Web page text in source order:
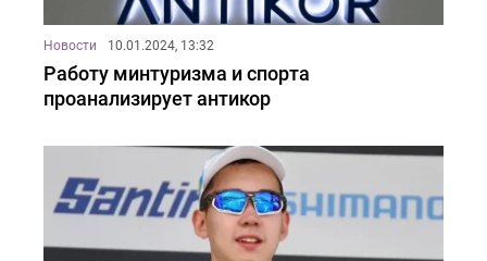
Новости 10.01.2024, 13:32
Работу минтуризма и спорта
проанализирует антикор